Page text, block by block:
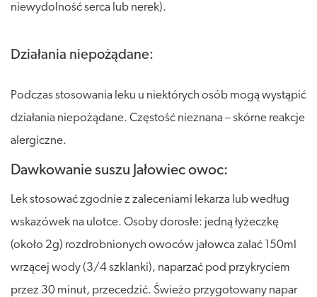
niewydolność serca lub nerek).
Działania niepożądane:
Podczas stosowania leku u niektórych osób mogą wystąpić
działania niepożądane. Częstość nieznana – skórne reakcje
alergiczne.
Dawkowanie suszu Jałowiec owoc:
Lek stosować zgodnie z zaleceniami lekarza lub według
wskazówek na ulotce. Osoby dorosłe: jedną łyżeczkę
(około 2g) rozdrobnionych owoców jałowca zalać 150ml
wrzącej wody (3/4 szklanki), naparzać pod przykryciem
przez 30 minut, przecedzić. Świeżo przygotowany napar